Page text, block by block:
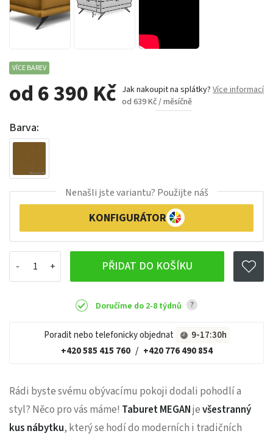
VÍCE BAREV
od 6 390 Kč Jak nakoupit na splátky? Více informací
od 639 Kč / měsíčně
Barva:
PŘIDAT DO KOŠÍKU
Nenašli jste variantu? Použijte náš
KONFIGURÁTOR
Doručíme do 2-8 týdnů ?
Poradit nebo telefonicky objednat
9-17:30h
+420 585 415 760 / +420 776 490 854
Rádi byste svému obývacímu pokoji dodali pohodlí a
styl? Něco pro vás máme! Taburet MEGANjevšestranný
kus nábytku, který se hodí do moderních i tradičních